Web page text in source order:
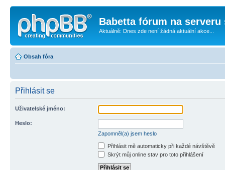
Babetta fórum na serveru
Aktuálně: Dnes zde není žádná aktuální akce...
Obsah fóra
Přihlásit se
Uživatelské jméno:
Heslo:
Zapomněl(a) jsem heslo
Přihlásit mě automaticky při každé návštěvě
Skrýt můj online stav pro toto přihlášení